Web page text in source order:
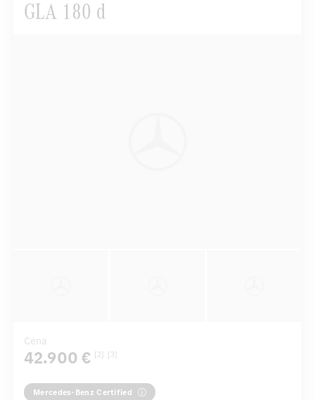
GLA 180 d
Cena
42.900 € [2] [3]
Mercedes-Benz Certified